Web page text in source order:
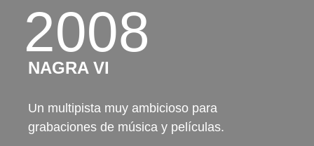
2008
NAGRA VI
Un multipista muy ambicioso para
grabaciones de música y películas.